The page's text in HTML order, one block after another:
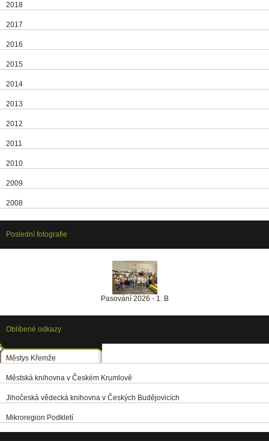
2018
2017
2016
2015
2014
2013
2012
2011
2010
2009
2008
Poslední fotografie
Pasování 2026 - 1. B
Oblíbené odkazy
Městys Křemže
Městská knihovna v Českém Krumlově
Jihočeská vědecká knihovna v Českých Budějovicích
Mikroregion Podkletí